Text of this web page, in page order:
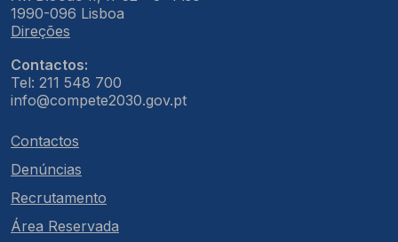
1990-096 Lisboa
Direções
Contactos:
Tel: 211 548 700
info@compete2030.gov.pt
Contactos
Denúncias
Recrutamento
Área Reservada